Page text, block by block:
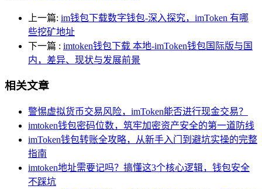
上一篇: im钱包下载数字钱包-深入探究，imToken 有哪
些挖矿地址
下一篇 : imtoken钱包下载 本地-imToken钱包国际版与国
内，差异、现状与发展前景
相关文章
警惕虚拟货币交易风险，imToken能否进行现金交易？
imtoken钱包密码位数，筑牢加密资产安全的第一道防线
imToken钱包转账全攻略，从新手入门到避坑实操的完整
指南
imtoken地址需要记吗？搞懂这3个核心逻辑，钱包安全
不踩坑